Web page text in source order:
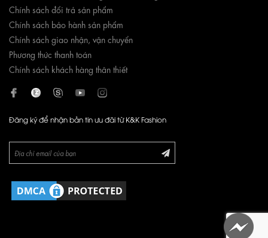
Chính sách đổi trả sản phẩm
Chính sách bảo hành sản phẩm
Chính sách giao nhận, vận chuyển
Phương thức thanh toán
Chính sách khách hàng thân thiết
Đăng ký để nhận bản tin ưu đãi từ K&K Fashion